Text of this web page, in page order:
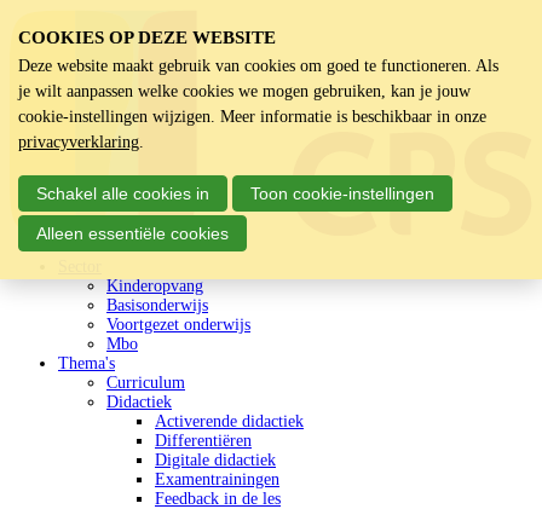
Kinderopvang
Basisonderwijs
Voortgezet onderwijs
Mbo
Thema's
Curriculum
Didactiek
Activerende didactiek
Differentiëren
Digitale didactiek
Examentrainingen
Feedback in de les
COOKIES OP DEZE WEBSITE
Deze website maakt gebruik van cookies om goed te functioneren. Als
je wilt aanpassen welke cookies we mogen gebruiken, kan je jouw
cookie-instellingen wijzigen. Meer informatie is beschikbaar in onze
privacyverklaring.
Schakel alle cookies in Toon cookie-instellingen
Alleen essentiële cookies